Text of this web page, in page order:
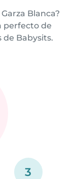
Blanca?
perfecto de
de Babysits.
3